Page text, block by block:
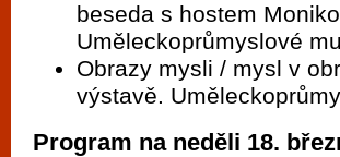
beseda s hostem
Uměleckoprůmyslové
Obrazy mysli / mysl v
výstavě.
Program na neděli 18.